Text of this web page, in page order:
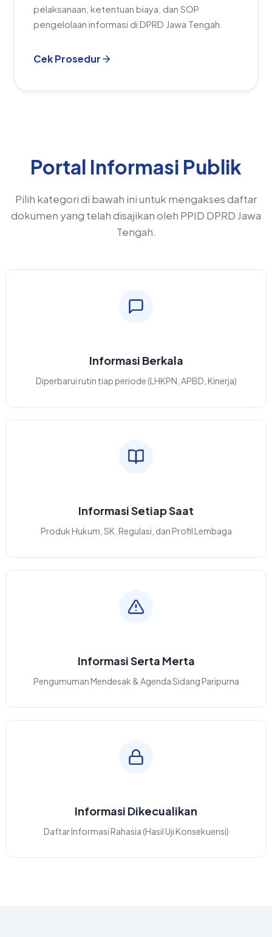
pelaksanaan, ketentuan biaya, dan SOP
pengelolaan informasi di DPRD Jawa Tengah.
Cek Prosedur
Portal Informasi Publik
Pilih kategori di bawah ini untuk mengakses daftar
dokumen yang telah disajikan oleh PPID DPRD Jawa
Tengah.
Informasi Berkala
Diperbarui rutin tiap periode (LHKPN, APBD, Kinerja)
Informasi Setiap Saat
Produk Hukum, SK, Regulasi, dan Profil Lembaga
Informasi Serta Merta
Pengumuman Mendesak & Agenda Sidang Paripurna
Informasi Dikecualikan
Daftar Informasi Rahasia (Hasil Uji Konsekuensi)